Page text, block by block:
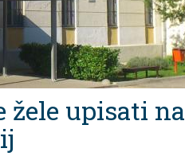
žele upisati na